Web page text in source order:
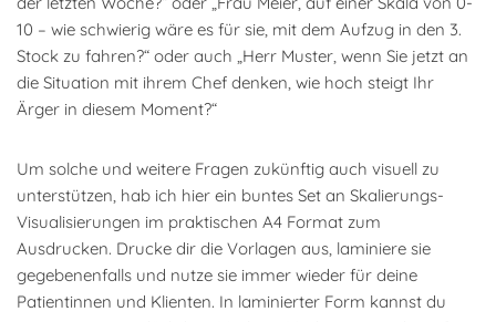
10 – wie schwierig wäre es für sie, mit dem Aufzug in den 3.
Stock zu fahren?“ oder auch „Herr Muster, wenn Sie jetzt an
die Situation mit ihrem Chef denken, wie hoch steigt Ihr
Ärger in diesem Moment?“
Um solche und weitere Fragen zukünftig auch visuell zu
unterstützen, hab ich hier ein buntes Set an Skalierungs-
Visualisierungen im praktischen A4 Format zum
Ausdrucken. Drucke dir die Vorlagen aus, laminiere sie
gegebenenfalls und nutze sie immer wieder für deine
Patientinnen und Klienten. In laminierter Form kannst du